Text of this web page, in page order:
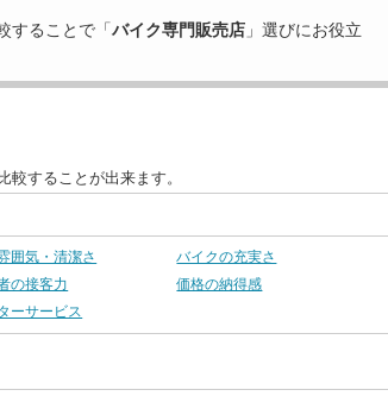
することで「バイク専門販売店 」選びにお役立
することが出来ます。
囲気・清潔さ
バイクの充実さ
の接客力
価格の納得感
ーサービス